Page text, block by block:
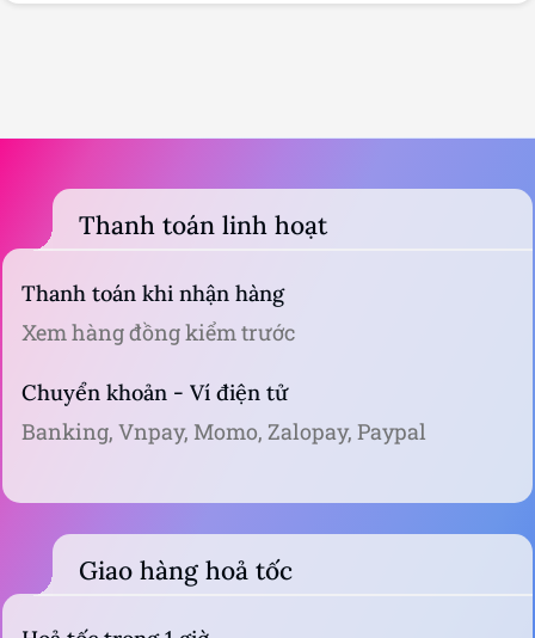
Thanh toán linh hoạt
Thanh toán khi nhận hàng
Xem hàng đồng kiểm trước
Chuyển khoản - Ví điện tử
Banking, Vnpay, Momo, Zalopay, Paypal
Giao hàng hoả tốc